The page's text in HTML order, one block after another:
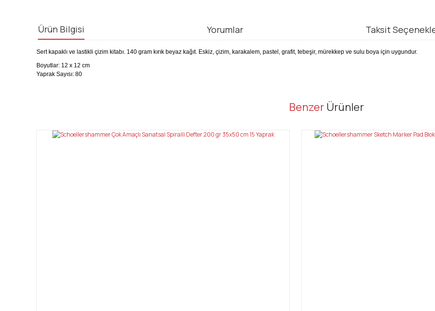
Ürün Bilgisi Yorumlar Taksit
Sert kapaklı ve lastikli çizim kitabı. 140 gram kırık beyaz kağıt. Eskiz, çizim, karakalem, pastel, grafit, tebeşir, mürekkep ve sulu boya için uygundur.
Boyutlar: 12 x 12 cm
Yaprak Sayısı: 80
Bu ürünün fiyat bilgisi, resim, ürün açıklamalarında ve diğer konularda yetersiz gördüğünüz noktaları öneri formunu kullanarak
Ürün resmi kalitesiz, bozuk veya görüntülenemiyor.
Benzer Ürünler